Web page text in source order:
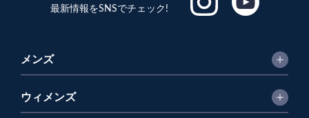
最新情報をSNSでチェック!
メンズ
ウィメンズ